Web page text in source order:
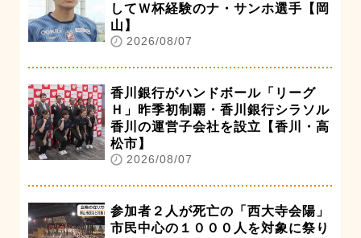
してＷ杯経験のナ・サンホ選手【岡
山】
2026/08/07
香川銀行がハンドボール「リーグ
Ｈ」昨季初制覇・香川銀行シラソル
香川の運営子会社を設立【香川・高
松市】
2026/08/07
参加者２人が死亡の「西大寺会陽」
市民中心の１０００人を対象に祭り